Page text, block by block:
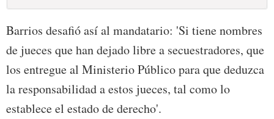
Barrios desafió así al mandatario: 'Si tiene nombres
de jueces que han dejado libre a secuestradores, que
los entregue al Ministerio Público para que deduzca
la responsabilidad a estos jueces, tal como lo
establece el estado de derecho'.